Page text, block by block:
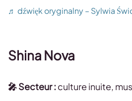
♬ dźwięk oryginalny – Sylwia
Shina Nova
🎤 Secteur : culture inuite,